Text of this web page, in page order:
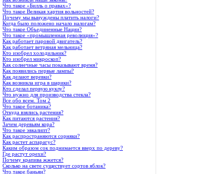
Что такое «Билль о правах»?
Что такое Великая хартия вольностей?
Почему мы вынуждены платить налоги?
Когда было положено начало налогам?
Что такое Объединенные Нации?
Что такое «промышленная революция»?
Как работает паровой двигатель?
Как работает ветряная мельница?
Кто изобрел холодильник?
Кто изобрел микроскоп?
Как солнечные часы показывают время?
Как появились первые лампы?
Как делают веревки?
Как возникла игра в шарики?
Кто сделал первую куклу?
Что нужно для производства стекла?
Все обо всем. Том 2
Что такое ботаника?
Откуда взялись растения?
Как питаются растения?
Зачем деревьям кора?
Что такое эвкалипт?
Как распространяются сорняки?
Как растет аспарагус?
Каким образом сок поднимается вверх по дереву?
Где растут орехи?
Почему крапива жжется?
Сколько на свете существует сортов яблок?
Что такое баньян?